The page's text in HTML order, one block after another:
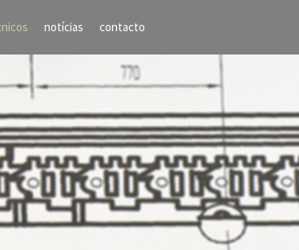
notícias contacto